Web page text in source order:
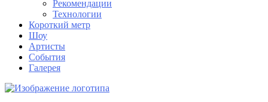
Рекомендации
Технологии
Короткий метр
Шоу
Артисты
События
Галерея